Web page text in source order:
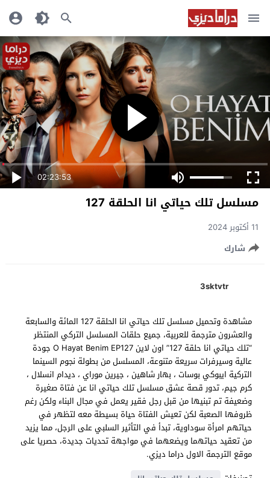
02:23:53
مسلسل تلك حياتي انا الحلقة 127
11 أكتوبر 2024
شارك
3sktvtr
مشاهدة وتحميل مسلسل تلك حياتي انا الحلقة 127 المائة والسابعة
والعشرون مترجمة للعربية، جميع حلقات المسلسل التركي المنتظر
“تلك حياتي انا حلقة 127” اون لاين O Hayat Benim EP127 جودة
عالية وسيرفرات سريعة متنوعة، المسلسل من بطولة نجوم السينما
التركية ايبوكي بوسات ، بهار شاهين ، جيرين موراي ، ديدام انسلال ،
كرم جيم، تدور قصة عشق مسلسل تلك حياتي انا عن فتاة صغيرة
وضعيفة تم تبنيها من قبل رجل فقير يعمل في مجال البناء ولكن رغم
ظروفها الصعبة لكن تعيش الفتاة حياة بسيطة معه لتظهر في
حياتهم امرأة سوداوية، تبدأ في التأثير السلبي على الرجل، مما يزيد
من تعقيد حياتهما ويضعهما في مواجهة تحديات جديدة، حصريا على
موقع الترجمة الاول دراما ديزي.